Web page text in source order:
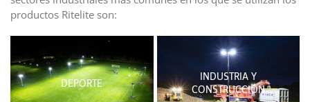
productos Ritelite son:
DEPORTE
INDUSTRIA Y
CONSTRUCCIÓN